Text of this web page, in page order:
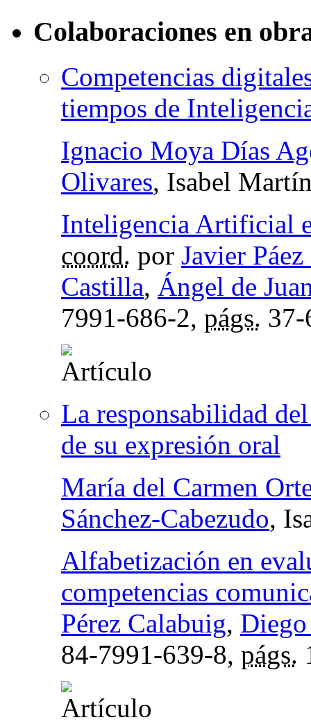
Colaboraciones en
Competencias
tiempos de
Ignacio Moya Días
Olivares, Isabel
Inteligencia Artificial
coord. por Javier
Castilla, Ángel de
7991-686-2, págs. 37-
La responsabilidad
de su expresión oral
María del Carmen
Sánchez-Cabezudo,
Alfabetización en
competencias
Pérez Calabuig, Diego
84-7991-639-8, págs.